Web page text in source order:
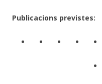
Publicacions previstes: